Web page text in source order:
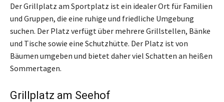
Der Grillplatz am Sportplatz ist ein idealer Ort für Familien
und Gruppen, die eine ruhige und friedliche Umgebung
suchen. Der Platz verfügt über mehrere Grillstellen, Bänke
und Tische sowie eine Schutzhütte. Der Platz ist von
Bäumen umgeben und bietet daher viel Schatten an heißen
Sommertagen.
Grillplatz am Seehof